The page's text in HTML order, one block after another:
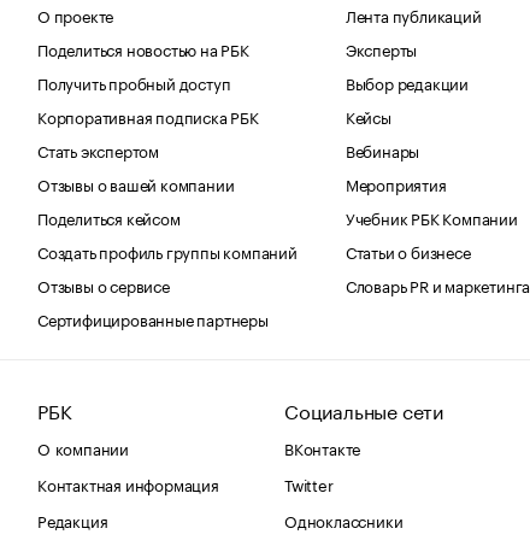
О проекте
Поделиться новостью на РБК
Получить пробный доступ
Корпоративная подписка РБК
Стать экспертом
Отзывы о вашей компании
Поделиться кейсом
Создать профиль группы компаний
Отзывы о сервисе
Сертифицированные партнеры
Лента публикаций
Эксперты
Выбор редакции
Кейсы
Вебинары
Мероприятия
Учебник РБК Компании
Статьи о бизнесе
Словарь PR и маркетинга
РБК
О компании
Контактная информация
Редакция
Социальные сети
ВКонтакте
Twitter
Одноклассники